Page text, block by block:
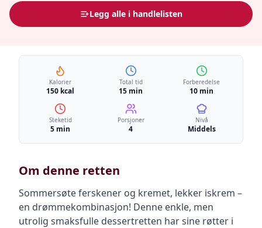
Legg alle i handlelisten
Kalorier
150 kcal
Total tid
15 min
Forberedelse
10 min
Steketid
5 min
Porsjoner
4
Nivå
Middels
Om denne retten
Sommersøte ferskener og kremet, lekker iskrem –
en drømmekombinasjon! Denne enkle, men
utrolig smaksfulle dessertretten har sine røtter i